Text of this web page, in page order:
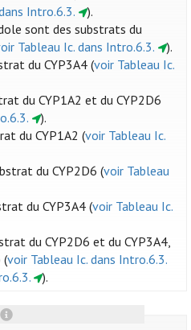
Intro.6.3.
).
sont des substrats du
Tableau Ic. dans Intro.6.3.
).
du CYP3A4 (voir Tableau Ic.
du CYP1A2 et du CYP2D6
).
du CYP1A2 (voir Tableau Ic.
du CYP2D6 (voir Tableau
du CYP3A4 (voir Tableau Ic.
du CYP2D6 et du CYP3A4,
(voir Tableau Ic. dans Intro.6.3.
).